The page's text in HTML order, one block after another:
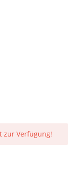
zur Verfügung!